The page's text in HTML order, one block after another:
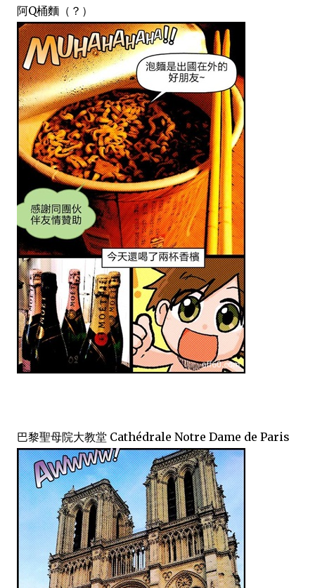
阿Q桶麵（？）
巴黎聖母院大教堂 Cathédrale Notre Dame de Paris